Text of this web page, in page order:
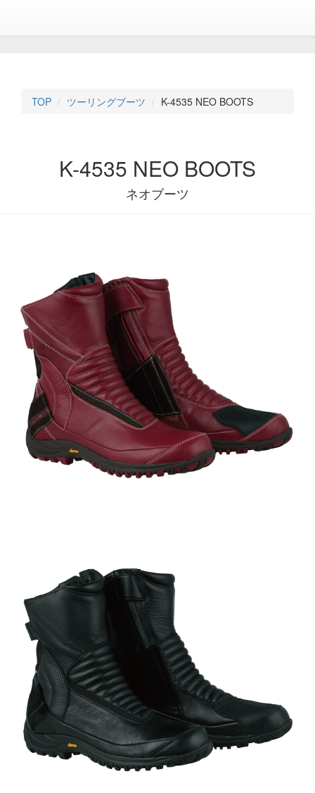
TOP ツーリングブーツ K-4535 NEO BOOTS
K-4535 NEO BOOTS
ネオブーツ